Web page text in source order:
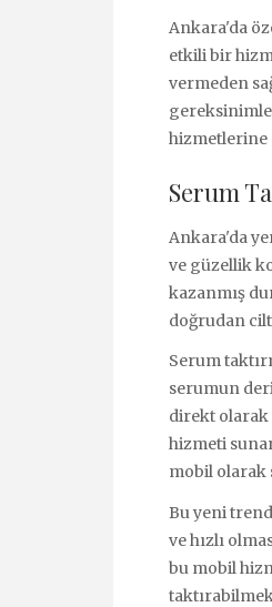
Ankara'da
etkili bir
vermeden
hizmetlerine
Serum
Ankara'da
ve güzellik
kazanmış
doğrudan
Serum
serumun
direkt olarak
hizmeti
mobil olarak
Bu yeni
ve hızlı
bu mobil